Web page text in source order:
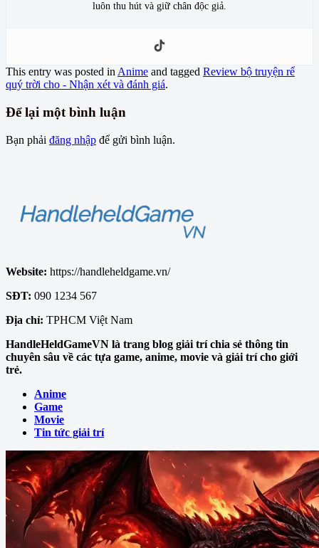
luôn thu hút và giữ chân độc giả.
This entry was posted in Anime and tagged Review bộ truyện rể
quý trời cho - Nhận xét và đánh giá.
Để lại một bình luận
Bạn phải đăng nhập để gửi bình luận.
Website: https://handleheldgame.vn/
SĐT: 090 1234 567
Địa chỉ: TPHCM Việt Nam
HandleHeldGameVN là trang blog giải trí chia sẻ thông tin
chuyên sâu về các tựa game, anime, movie và giải trí cho giới
trẻ.
Anime
Game
Movie
Tin tức giải trí